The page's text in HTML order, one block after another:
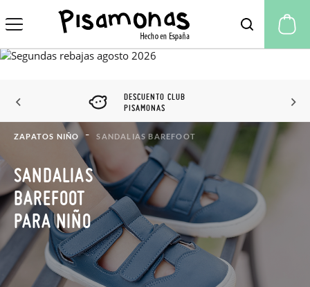
DESCUENTO CLUB
PISAMONAS
ZAPATOS NIÑO SANDALIAS BAREFOOT
SANDALIAS
BAREFOOT
PARA NIÑO